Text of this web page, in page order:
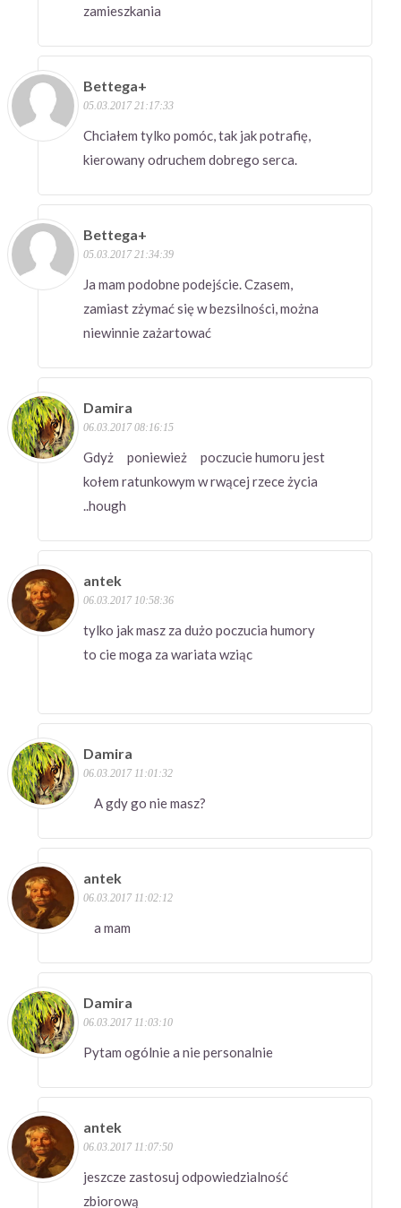
zamieszkania
Bettega+
05.03.2017 21:17:33
Chciałem tylko pomóc, tak jak potrafię,
kierowany odruchem dobrego serca.
Bettega+
05.03.2017 21:34:39
Ja mam podobne podejście. Czasem,
zamiast zżymać się w bezsilności, można
niewinnie zażartować
Damira
06.03.2017 08:16:15
Gdyż poniewież poczucie humoru jest
kołem ratunkowym w rwącej rzece życia
..hough
antek
06.03.2017 10:58:36
tylko jak masz za dużo poczucia humory
to cie moga za wariata wziąc
Damira
06.03.2017 11:01:32
A gdy go nie masz?
antek
06.03.2017 11:02:12
a mam
Damira
06.03.2017 11:03:10
Pytam ogólnie a nie personalnie
antek
06.03.2017 11:07:50
jeszcze zastosuj odpowiedzialność
zbiorową